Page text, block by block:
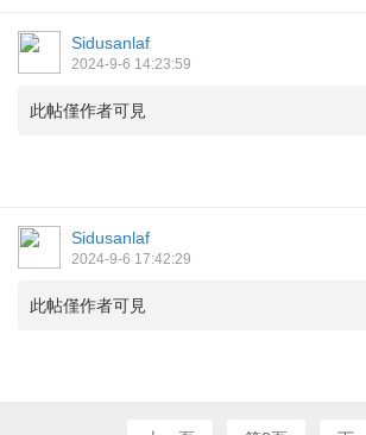
Sidusanlaf
2024-9-6 14:23:59
此帖僅作者可見
Sidusanlaf
2024-9-6 17:42:29
此帖僅作者可見